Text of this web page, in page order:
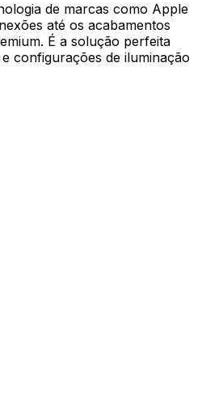
de marcas como Apple
até os acabamentos
É a solução perfeita
configurações de iluminação